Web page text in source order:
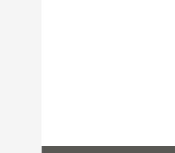
Homepage für die